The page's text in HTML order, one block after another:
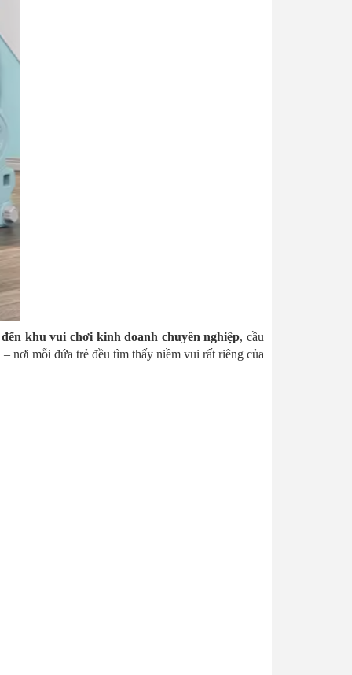
khu vui chơi kinh doanh chuyên nghiệp, cầu
nơi mỗi đứa trẻ đều tìm thấy niềm vui rất riêng của